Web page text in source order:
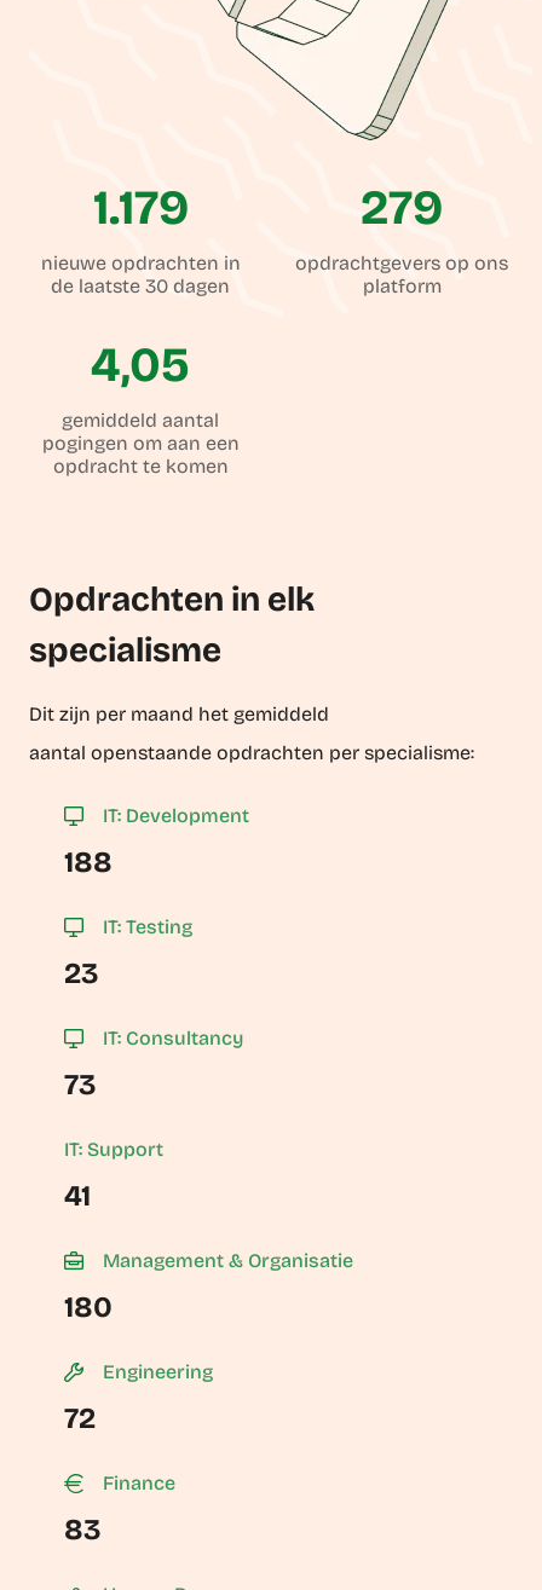
1.179
nieuwe opdrachten in
de laatste 30 dagen
279
opdrachtgevers op ons
platform
4,05
gemiddeld aantal
pogingen om aan een
opdracht te komen
Opdrachten in elk
specialisme
Dit zijn per maand het gemiddeld
aantal openstaande opdrachten per specialisme:
IT: Development
188
IT: Testing
23
IT: Consultancy
73
IT: Support
41
Management & Organisatie
180
Engineering
72
Finance
83